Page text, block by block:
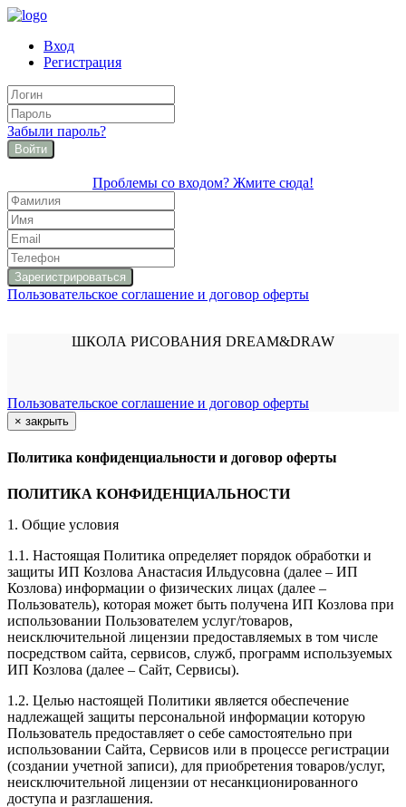
Вход
Регистрация
Забыли пароль?
Войти
Проблемы со входом? Жмите сюда!
Пользовательское соглашение и договор оферты
ШКОЛА РИСОВАНИЯ DREAM&DRAW
Пользовательское соглашение и договор оферты
× закрыть
Политика конфиденциальности и договор оферты
ПОЛИТИКА КОНФИДЕНЦИАЛЬНОСТИ
1. Общие условия
1.1. Настоящая Политика определяет порядок обработки и
защиты ИП Козлова Анастасия Ильдусовна (далее – ИП
Козлова) информации о физических лицах (далее –
Пользователь), которая может быть получена ИП Козлова при
использовании Пользователем услуг/товаров,
неисключительной лицензии предоставляемых в том числе
посредством сайта, сервисов, служб, программ используемых
ИП Козлова (далее – Сайт, Сервисы).
1.2. Целью настоящей Политики является обеспечение
надлежащей защиты персональной информации которую
Пользователь предоставляет о себе самостоятельно при
использовании Сайта, Сервисов или в процессе регистрации
(создании учетной записи), для приобретения товаров/услуг,
неисключительной лицензии от несанкционированного
доступа и разглашения.